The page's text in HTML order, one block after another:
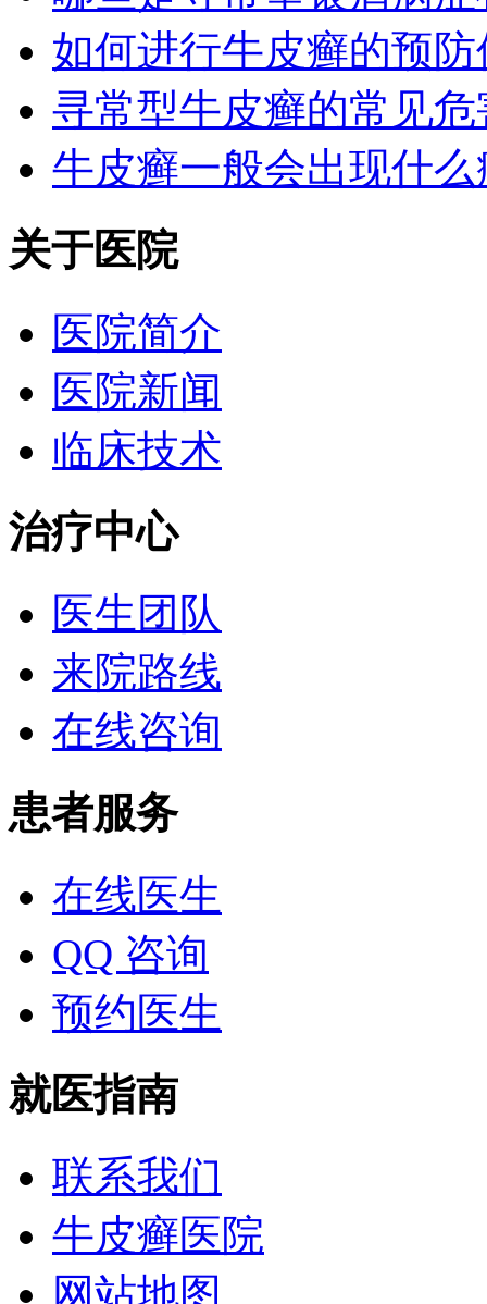
如何进行牛皮癣的预防
寻常型牛皮癣的常见
牛皮癣一般会出现什
关于医院
医院简介
医院新闻
临床技术
治疗中心
医生团队
来院路线
在线咨询
患者服务
在线医生
QQ 咨询
预约医生
就医指南
联系我们
牛皮癣医院
网站地图